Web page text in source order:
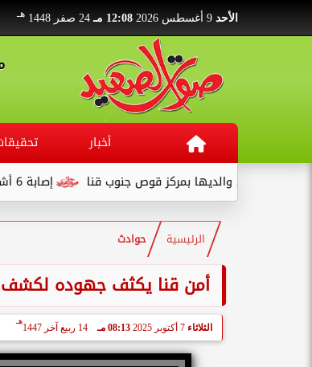
الأحد 12:08 مـ 24 صفر 1448 هـ
أخبار
إصابة 6 أشخاص في انقلاب سيارة نصف نقل بطريق قفط - القصير والديها بمركز قوص جنوب قنا
الرئيسية حوادث
أمن قنا يكثف جهوده لكشف
الثلاثاء 7 أكتوبر 2025 08:13 مـ 14 ربيع آخر 1447
هـ